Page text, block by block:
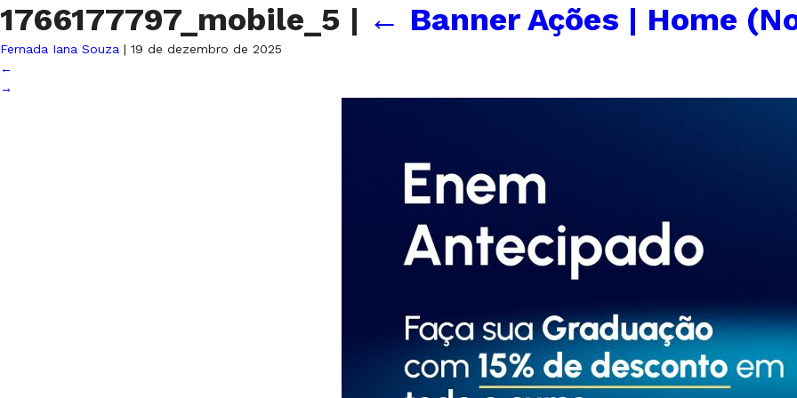
1766177797_mobile_5 | ← Banner Ações | Home
Fernada Iana Souza | 19 de dezembro de 2025
←
→